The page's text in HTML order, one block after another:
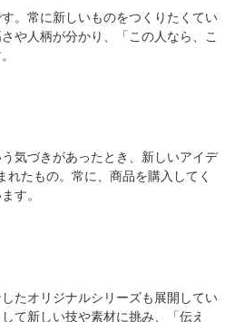
。常に新しいものをつくりたくてい
や人柄が分かり、「この人なら、こ
気づきがあったとき、新しいアイデ
たもの。常に、商品を購入してく
す。
たオリジナルシリーズも展開してい
て新しい技や素材に挑み、「伝え